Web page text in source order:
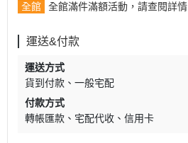
全館 全館滿件滿額活動，請查閱詳情
運送&付款
運送方式
貨到付款
一般宅配
付款方式
轉帳匯款
宅配代收 信用卡